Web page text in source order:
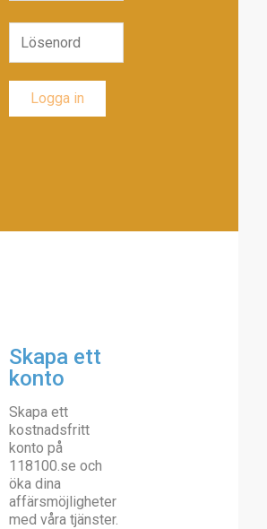
Skapa ett
konto
Skapa ett
kostnadsfritt
konto på
118100.se och
öka dina
affärsmöjligheter
med våra tjänster.